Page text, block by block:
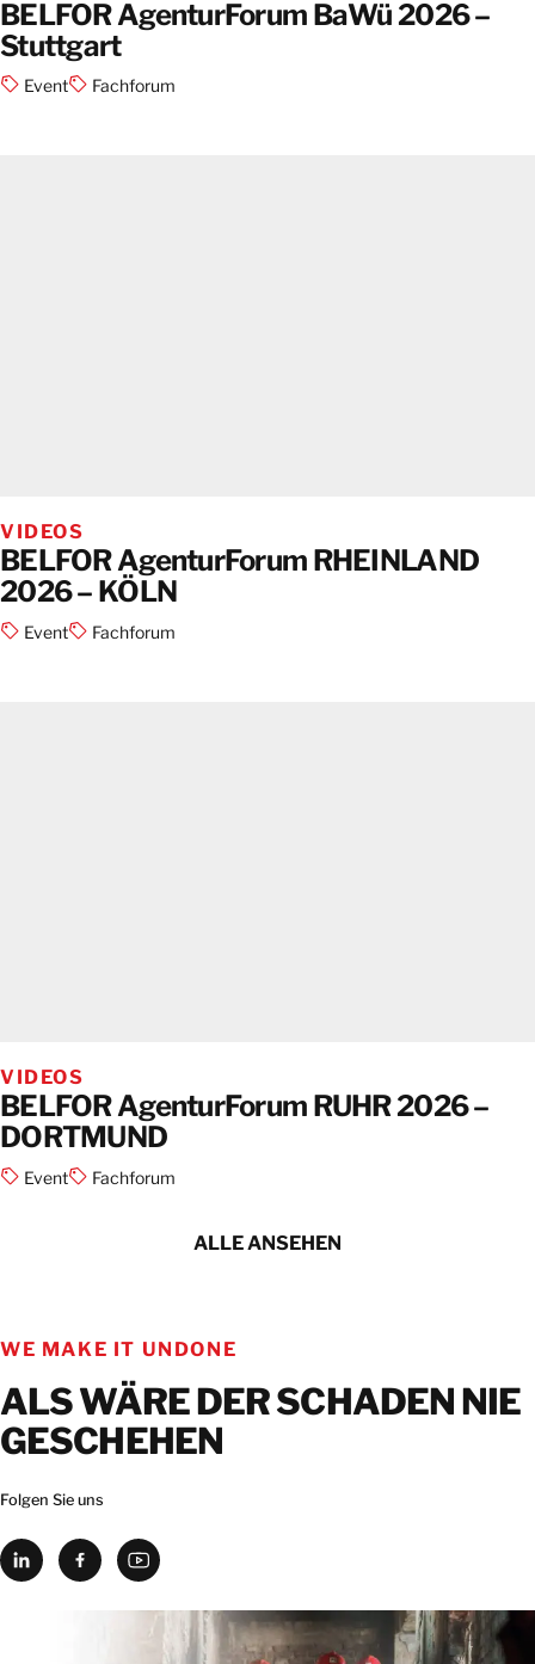
BELFOR AgenturForum BaWü 2026 –
Stuttgart
Event Fachforum
VIDEOS
BELFOR AgenturForum RHEINLAND
2026 – KÖLN
Event Fachforum
VIDEOS
BELFOR AgenturForum RUHR 2026 –
DORTMUND
Event Fachforum
ALLE ANSEHEN
WE MAKE IT UNDONE
ALS WÄRE DER SCHADEN NIE
GESCHEHEN
Folgen Sie uns